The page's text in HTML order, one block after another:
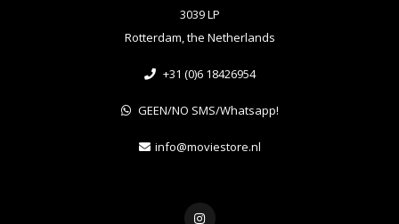
3039 LP
Rotterdam, the Netherlands
+31 (0)6 18426954
GEEN/NO SMS/Whatsapp!
info@moviestore.nl